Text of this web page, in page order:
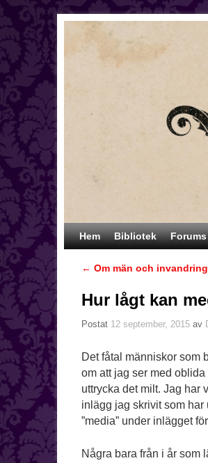
Hoppa till huvudinnehåll
Hoppa till sekundärt innehåll
Hem Bibliotek Forums
Inläggsnavigering
← Om män och invandring
Hur lågt kan
Postat 12 september, 2015 av
Det fåtal människor som
om att jag ser med
uttrycka det milt. Jag har
inlägg jag skrivit som
”media” under inlägget
Några bara från i år som